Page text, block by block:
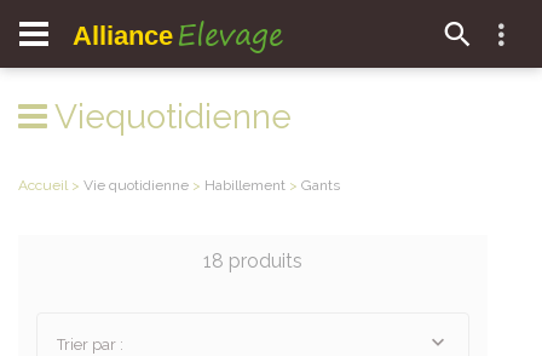
Alliance Elevage
Viequotidienne
Accueil > Vie quotidienne > Habillement > Gants
18 produits
Trier par :